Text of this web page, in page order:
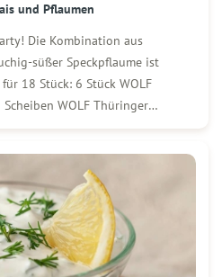
und Pflaumen
Die Kombination aus
süßer Speckpflaume ist
18 Stück: 6 Stück WOLF
WOLF Thüringer
gemacht: Die […]